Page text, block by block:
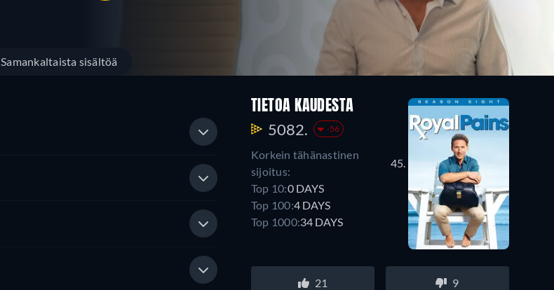
Samankaltaista sisältöä
TIETOA KAUDESTA
5082. -56
Korkein tähänastinen
sijoitus:
45.
Top 10:0 DAYS
Top 100:4 DAYS
Top 1000:34 DAYS
21 9